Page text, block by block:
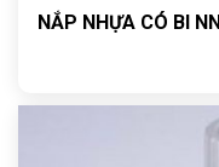
NẮP NHỰA CÓ BI